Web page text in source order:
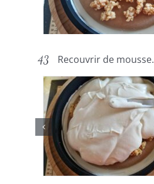
Recouvrir de mousse.